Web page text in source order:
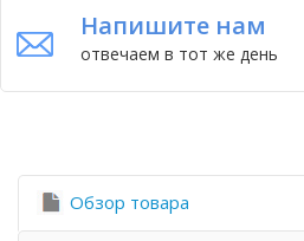
Напишите нам
отвечаем в тот же день
Обзор товара